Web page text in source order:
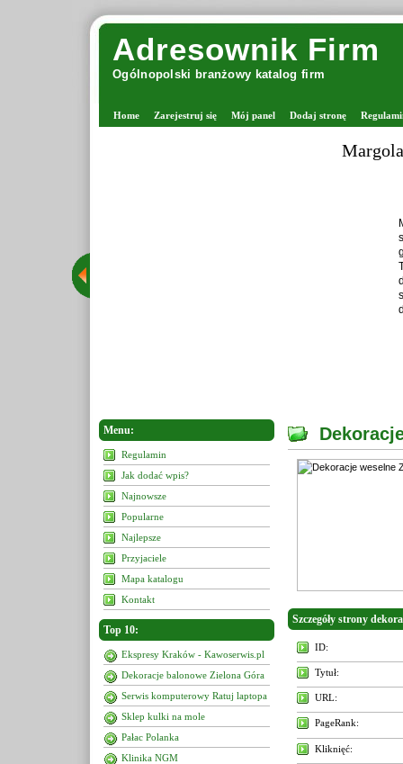
Adresownik Firm
Ogólnopolski branżowy katalog firm
Home Zarejestruj się Mój panel Dodaj stronę
Margolana -
Margolana jest
stacjonarny w
grona
Tego typu
drutach oraz
starannie
dzięki czemu
Menu:
Regulamin
Jak dodać wpis?
Najnowsze
Popularne
Najlepsze
Przyjaciele
Mapa katalogu
Kontakt
Top 10:
Ekspresy Kraków - Kawoserwis.pl
Dekoracje balonowe Zielona Góra
Serwis komputerowy Ratuj laptopa
Sklep kulki na mole
Pałac Polanka
Klinika NGM
Szczegóły strony
ID:
Tytuł:
URL:
PageRank:
Kliknięć: